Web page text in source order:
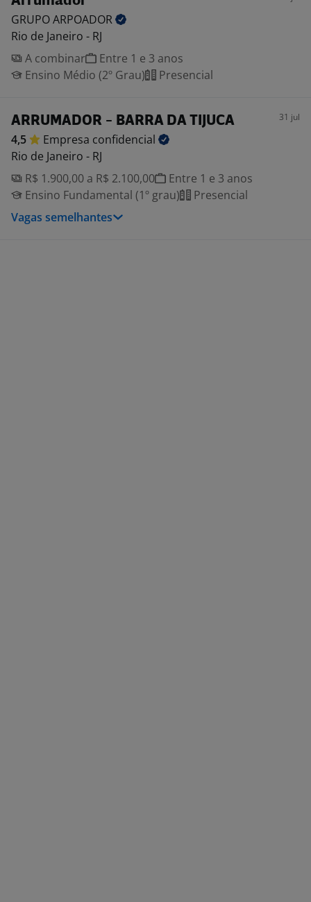
GRUPOARPOADOR
Rio de Janeiro - RJ
A combinar
Entre 1 e 3 anos
Ensino Médio (2º Grau)
Presencial
ARRUMADOR - BARRA DA TIJUCA 31 jul
4,5 Empresa confidencial
Rio de Janeiro - RJ
R$ 1.900,00 a R$ 2.100,00
Entre 1 e 3 anos
Ensino Fundamental (1º grau)
Presencial
Vagas semelhantes